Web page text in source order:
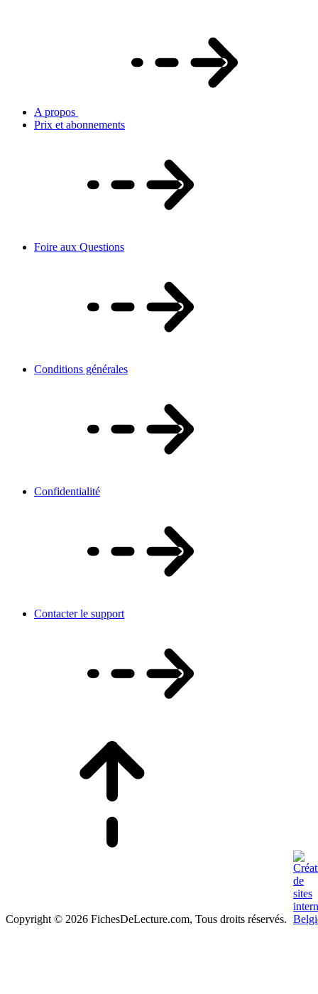
A propos
Prix et abonnements
Foire aux Questions
Conditions générales
Confidentialité
Contacter le support
Copyright © 2026 FichesDeLecture.com, Tous droits réservés.